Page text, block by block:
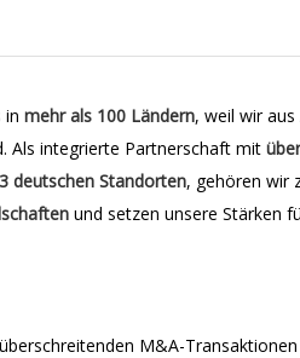
in mehr als 100 Ländern, weil wir aus
Als integrierte Partnerschaft mit
deutschen Standorten, gehören wir
und setzen unsere Stärken
M&A-